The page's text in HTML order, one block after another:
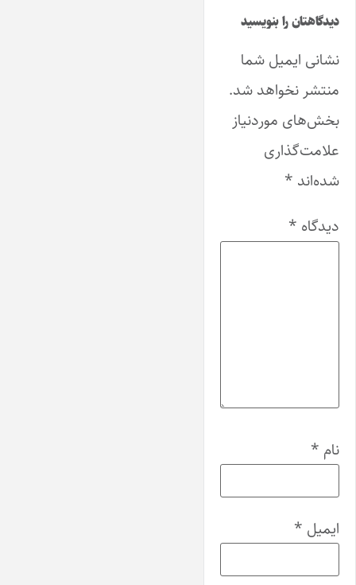
دیدگاهتان را بنویسید
نشانی ایمیل شما
منتشر نخواهد شد.
بخش‌های موردنیاز
علامت‌گذاری
شده‌اند *
دیدگاه *
نام *
ایمیل *